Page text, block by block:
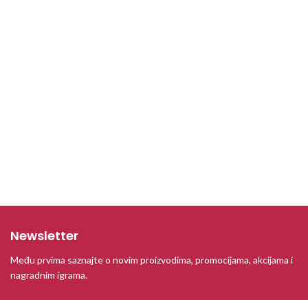
Newsletter
Među prvima saznajte o novim proizvodima, promocijama, akcijama i
nagradnim igrama.